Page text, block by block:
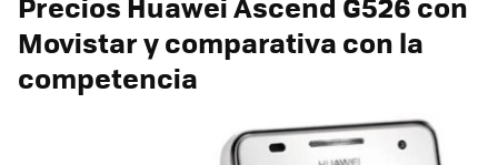
Movistar y comparativa con la
competencia